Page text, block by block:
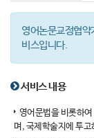
영어논문교정협약
비스입니다.
서비스 내용
영어문법을 비롯하
며, 국제학술지에 투